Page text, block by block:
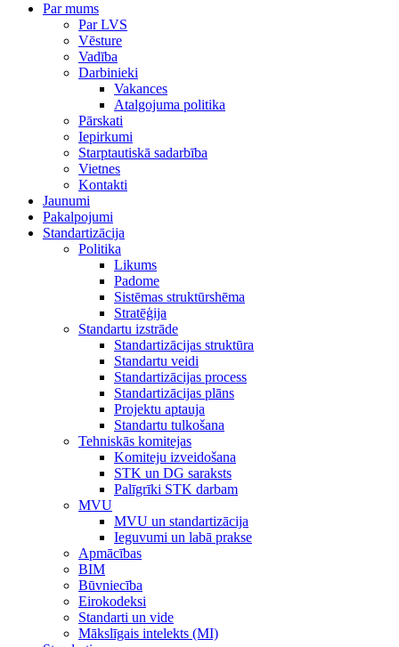
Par mums
Par LVS
Vēsture
Vadība
Darbinieki
Vakances
Atalgojuma politika
Pārskati
Iepirkumi
Starptautiskā sadarbība
Vietnes
Kontakti
Jaunumi
Pakalpojumi
Standartizācija
Politika
Likums
Padome
Sistēmas struktūrshēma
Stratēģija
Standartu izstrāde
Standartizācijas struktūra
Standartu veidi
Standartizācijas process
Standartizācijas plāns
Projektu aptauja
Standartu tulkošana
Tehniskās komitejas
Komiteju izveidošana
STK un DG saraksts
Palīgrīki STK darbam
MVU
MVU un standartizācija
Ieguvumi un labā prakse
Apmācības
BIM
Būvniecība
Eirokodeksi
Standarti un vide
Mākslīgais intelekts (MI)